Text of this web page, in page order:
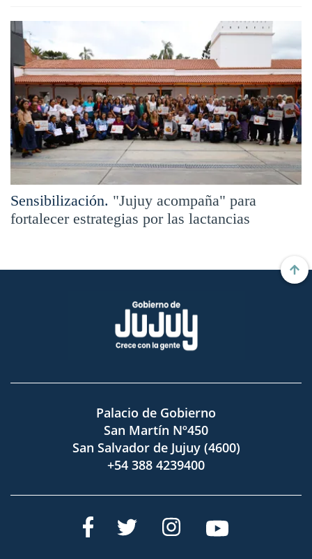
Sensibilización. "Jujuy acompaña" para
fortalecer estrategias por las lactancias
Palacio de Gobierno
San Martín Nº450
San Salvador de Jujuy (4600)
+54 388 4239400